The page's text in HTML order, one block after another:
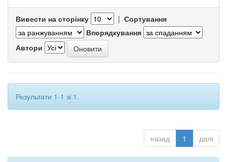
Вивести на сторінку | Сортування
Впорядкування
Автори
Результати 1-1 зі 1.
назад 1 далі